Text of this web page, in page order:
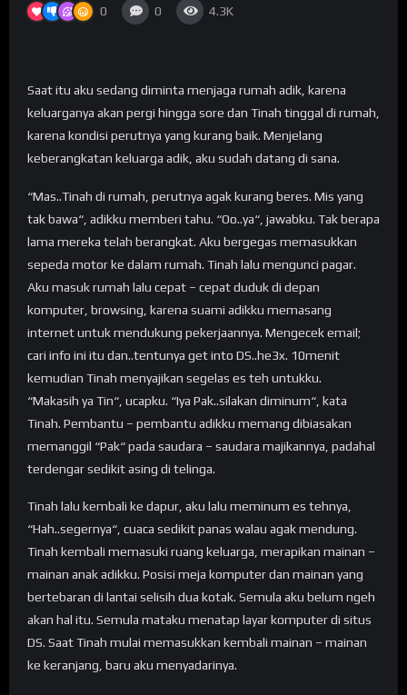
0 0 4.3K
Saat itu aku sedang diminta menjaga rumah adik, karena
keluarganya akan pergi hingga sore dan Tinah tinggal di rumah,
karena kondisi perutnya yang kurang baik. Menjelang
keberangkatan keluarga adik, aku sudah datang di sana.
“Mas..Tinah di rumah, perutnya agak kurang beres. Mis yang
tak bawa“, adikku memberi tahu. “Oo..ya“, jawabku. Tak berapa
lama mereka telah berangkat. Aku bergegas memasukkan
sepeda motor ke dalam rumah. Tinah lalu mengunci pagar.
Aku masuk rumah lalu cepat – cepat duduk di depan
komputer, browsing, karena suami adikku memasang
internet untuk mendukung pekerjaannya. Mengecek email;
cari info ini itu dan..tentunya get into DS..he3x. 10menit
kemudian Tinah menyajikan segelas es teh untukku.
“Makasih ya Tin“, ucapku. “Iya Pak..silakan diminum“, kata
Tinah. Pembantu – pembantu adikku memang dibiasakan
memanggil “Pak“ pada saudara – saudara majikannya, padahal
terdengar sedikit asing di telinga.
Tinah lalu kembali ke dapur, aku lalu meminum es tehnya,
“Hah..segernya“, cuaca sedikit panas walau agak mendung.
Tinah kembali memasuki ruang keluarga, merapikan mainan –
mainan anak adikku. Posisi meja komputer dan mainan yang
bertebaran di lantai selisih dua kotak. Semula aku belum ngeh
akan hal itu. Semula mataku menatap layar komputer di situs
DS. Saat Tinah mulai memasukkan kembali mainan – mainan
ke keranjang, baru aku menyadarinya.